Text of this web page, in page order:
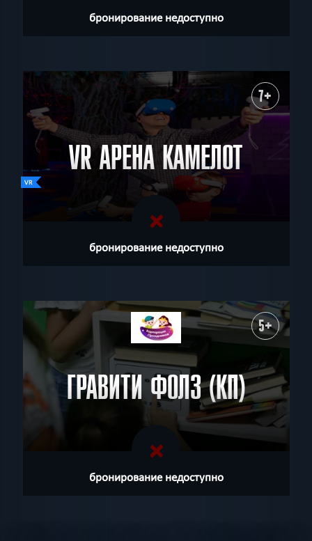
бронирование недоступно
7+
VR АРЕНА КАМЕЛОТ
бронирование недоступно
5+
ГРАВИТИ ФОЛЗ (КП)
бронирование недоступно